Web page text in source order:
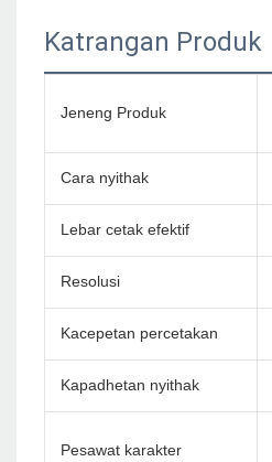
Katrangan Produk
Jeneng Produk
Cara nyithak
Lebar cetak efektif
Resolusi
Kacepetan percetakan
Kapadhetan nyithak
Pesawat karakter